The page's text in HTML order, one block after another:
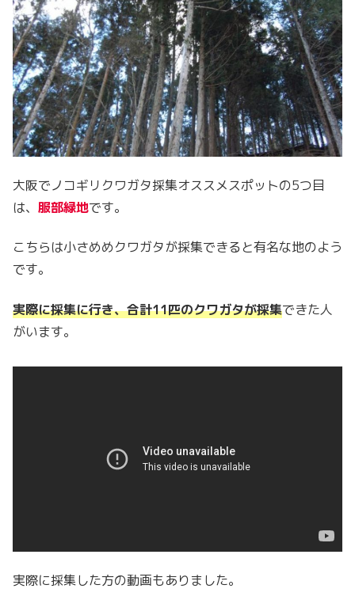
大阪でノコギリクワガタ採集オススメスポットの5つ目
は、 服部緑地です。
こちらは小さめめクワガタが採集できると有名な地のよう
です。
実際に採集に行き、合計11匹のクワガタが採集できた人
がいます。
実際に採集した方の動画もありました。